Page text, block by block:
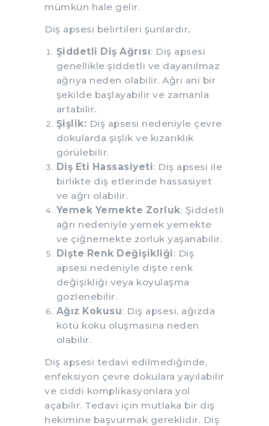
mümkün hale gelir.
Diş apsesi belirtileri şunlardır,
Şiddetli Diş Ağrısı: Diş apsesi
genellikle şiddetli ve dayanılmaz
ağrıya neden olabilir. Ağrı ani bir
şekilde başlayabilir ve zamanla
artabilir.
Şişlik: Diş apsesi nedeniyle çevre
dokularda şişlik ve kızarıklık
görülebilir.
Diş Eti Hassasiyeti: Diş apsesi ile
birlikte diş etlerinde hassasiyet
ve ağrı olabilir.
Yemek Yemekte Zorluk: Şiddetli
ağrı nedeniyle yemek yemekte
ve çiğnemekte zorluk yaşanabilir.
Dişte Renk Değişikliği: Diş
apsesi nedeniyle dişte renk
değişikliği veya koyulaşma
gözlenebilir.
Ağız Kokusu: Diş apsesi, ağızda
kötü koku oluşmasına neden
olabilir.
Diş apsesi tedavi edilmediğinde,
enfeksiyon çevre dokulara yayılabilir
ve ciddi komplikasyonlara yol
açabilir. Tedavi için mutlaka bir diş
hekimine başvurmak gereklidir. Diş